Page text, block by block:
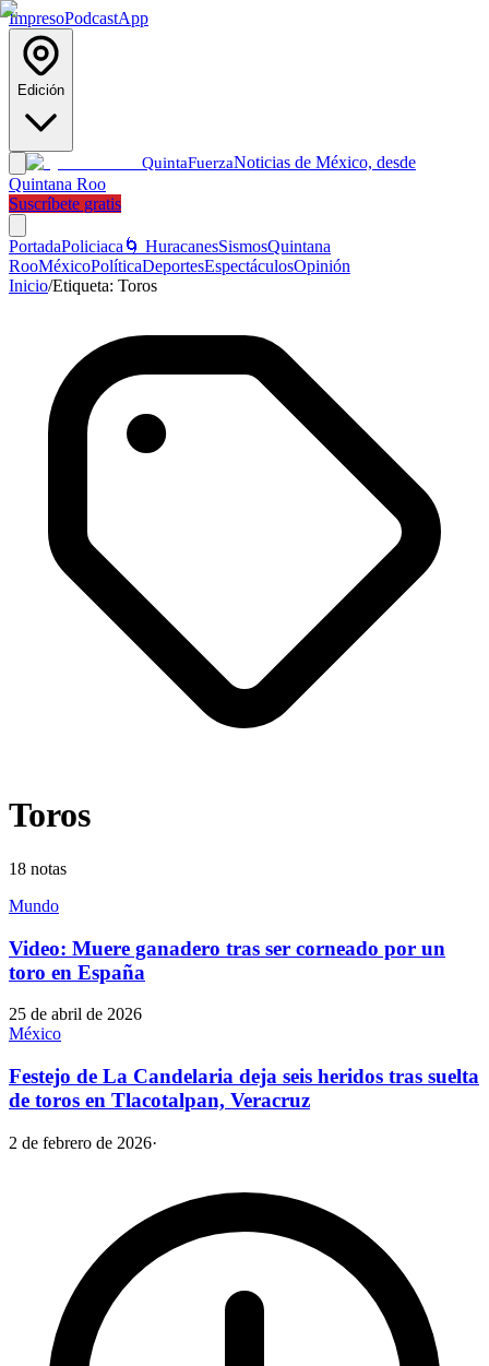
ImpresoPodcastApp
Edición
QuintaFuerzaNoticias de México, desde
Quintana Roo
Suscríbete gratis
PortadaPoliciaca 🌀 HuracanesSismosQuintana
RooMéxicoPolíticaDeportesEspectáculosOpinión
Inicio/Etiqueta: Toros
Toros
18 notas
Mundo
Video: Muere ganadero tras ser corneado por un
toro en España
25 de abril de 2026
México
Festejo de La Candelaria deja seis heridos tras suelta
de toros en Tlacotalpan, Veracruz
2 de febrero de 2026·